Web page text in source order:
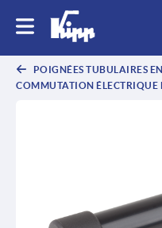
POIGNÉES TUBULAIRES
COMMUTATION ÉLECTRIQUE